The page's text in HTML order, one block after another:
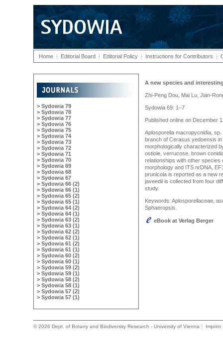
Home Editorial Board Editorial Policy Instructions for Contributors
> Sydowia 79
> Sydowia 78
> Sydowia 77
> Sydowia 76
> Sydowia 75
> Sydowia 74
> Sydowia 73
> Sydowia 72
> Sydowia 71
> Sydowia 70
> Sydowia 69
> Sydowia 68
> Sydowia 67
> Sydowia 66 (2)
> Sydowia 66 (1)
> Sydowia 65 (2)
> Sydowia 65 (1)
> Sydowia 64 (2)
> Sydowia 64 (1)
> Sydowia 63 (2)
> Sydowia 63 (1)
> Sydowia 62 (2)
> Sydowia 62 (1)
> Sydowia 61 (2)
> Sydowia 61 (1)
> Sydowia 60 (2)
> Sydowia 60 (1)
> Sydowia 59 (2)
> Sydowia 59 (1)
> Sydowia 58 (2)
> Sydowia 58 (1)
> Sydowia 57 (2)
> Sydowia 57 (1)
A new species and
Zhi-Peng Dou, Mai Lu, Jian-
Sydowia 69: 1–7
Published online on December
Aplosporella macropycnidia,
branch of Cerasus yedoensis
morphologically characterized
ostiole, verrucose, brown
relationships with other species
morphology and ITS nrDNA,
prunicola is reported as a new
javeedii is collected from four
study.
Keywords: Aplosporellaceae,
Sphaeropsis.
eBook at Verlag Berger
©2026 Dept. of Botany and Biodiversity Research - University of Vienna Imprint